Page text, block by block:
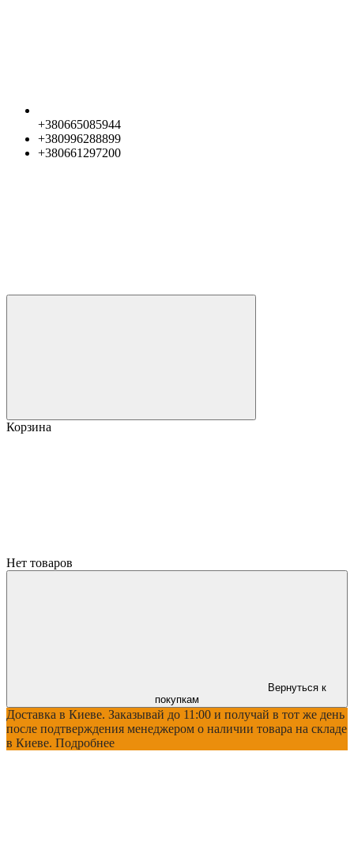
+380665085944
+380996288899
+380661297200
Корзина
Нет товаров
Вернуться к
покупкам
Доставка в Киеве. Заказывай до 11:00 и получай в тот же день
после подтверждения менеджером о наличии товара на складе
в Киеве. Подробнее